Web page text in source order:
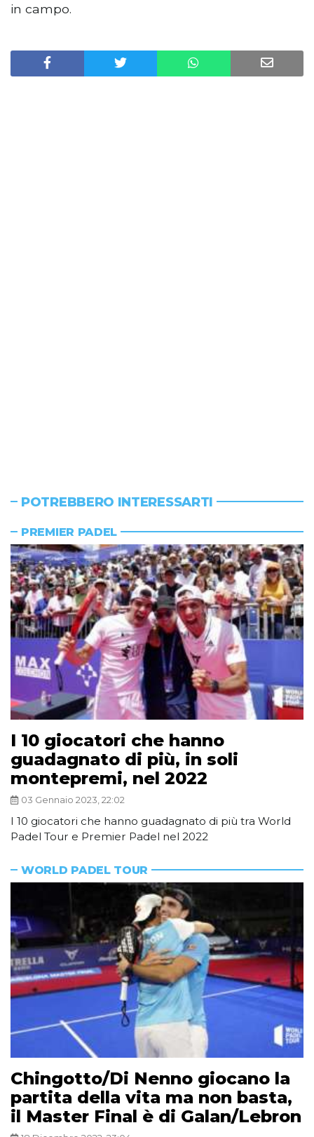
in campo.
POTREBBERO INTERESSARTI
PREMIER PADEL
I 10 giocatori che hanno
guadagnato di più, in soli
montepremi, nel 2022
03 Gennaio 2023, 22:02
I 10 giocatori che hanno guadagnato di più tra World
Padel Tour e Premier Padel nel 2022
WORLD PADEL TOUR
Chingotto/Di Nenno giocano la
partita della vita ma non basta,
il Master Final è di Galan/Lebron